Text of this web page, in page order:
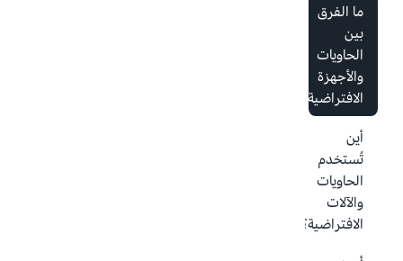
ما الفرق
بين
الحاويات
والأجهزة
الافتراضية؟
أين
تُستخدم
الحاويات
والآلات
الافتراضية؟